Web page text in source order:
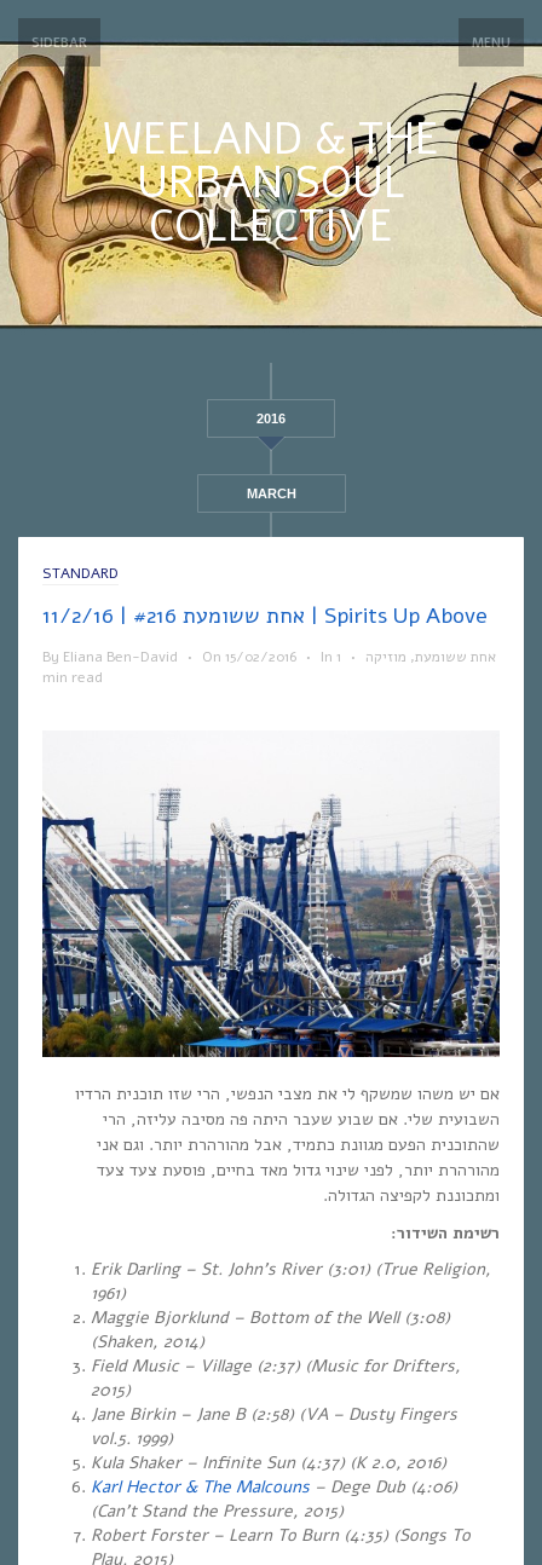
SIDEBAR MENU
WEELAND & THE
URBAN SOUL
COLLECTIVE
2016
MARCH
STANDARD
אחת ששומעת #216 | 11/2/16 | Spirits Up Above
By Eliana Ben-David • On 15/02/2016 • In אחת ששומעת, מוזיקה •
1
min read
אם יש משהו שמשקף לי את מצבי הנפשי, הרי שזו תוכנית הרדיו
השבועית שלי. אם שבוע שעבר היתה פה מסיבה עליזה, הרי
שהתוכנית הפעם מגוונת כתמיד, אבל מהורהרת יותר. וגם אני
מהורהרת יותר, לפני שינוי גדול מאד בחיים, פוסעת צעד צעד
ומתכוננת לקפיצה הגדולה.
רשימת השידור:
Erik Darling – St. John’s River (3:01) (True Religion,
1961)
Maggie Bjorklund – Bottom of the Well (3:08)
(Shaken, 2014)
Field Music – Village (2:37) (Music for Drifters,
2015)
Jane Birkin – Jane B (2:58) (VA – Dusty Fingers
vol.5. 1999)
Kula Shaker – Infinite Sun (4:37) (K 2.0, 2016)
Karl Hector & The Malcouns – Dege Dub (4:06)
(Can’t Stand the Pressure, 2015)
Robert Forster – Learn To Burn (4:35) (Songs To
Play, 2015)